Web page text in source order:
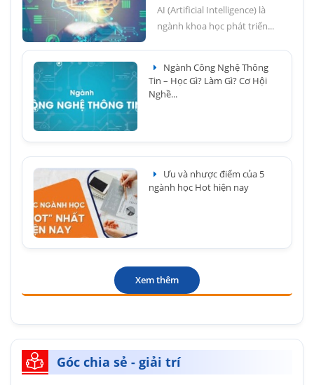
AI (Artificial Intelligence) là
ngành khoa học phát triển...
Ngành Công Nghệ Thông
Tin – Học Gì? Làm Gì? Cơ Hội
Nghề...
Ưu và nhược điểm của 5
ngành học Hot hiện nay
Xem thêm
Góc chia sẻ - giải trí